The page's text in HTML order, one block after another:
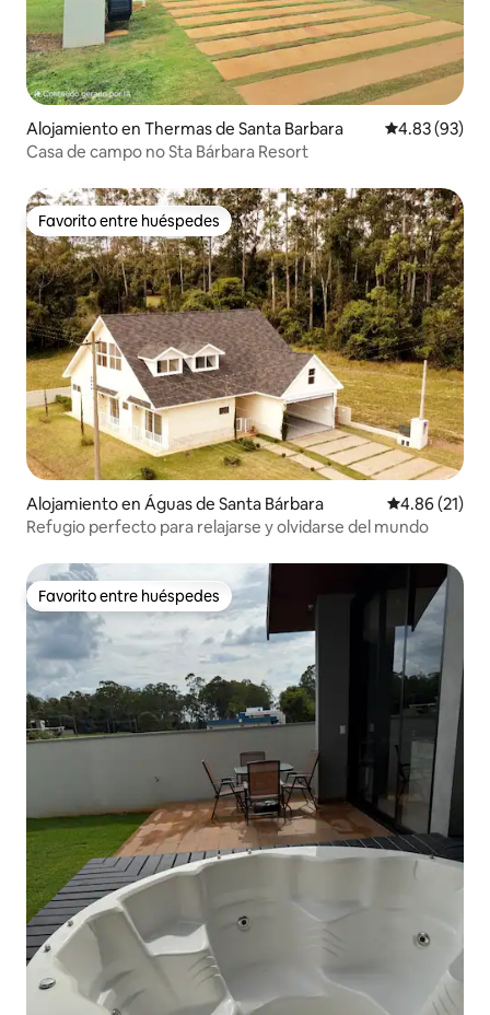
Alojamiento en Thermas de Santa Barbara Calificación
4.83 (93)
Casa de campo no Sta Bárbara Resort
Favorito entre huéspedes
Favorito entre huéspedes
Alojamiento en Águas de Santa Bárbara Calificación
4.86 (21)
Refugio perfecto para relajarse y olvidarse del mundo
Favorito entre huéspedes
Favorito entre huéspedes